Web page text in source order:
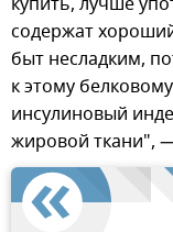
содержат
быт несладким,
к этому
инсулиновый
жировой ткани",